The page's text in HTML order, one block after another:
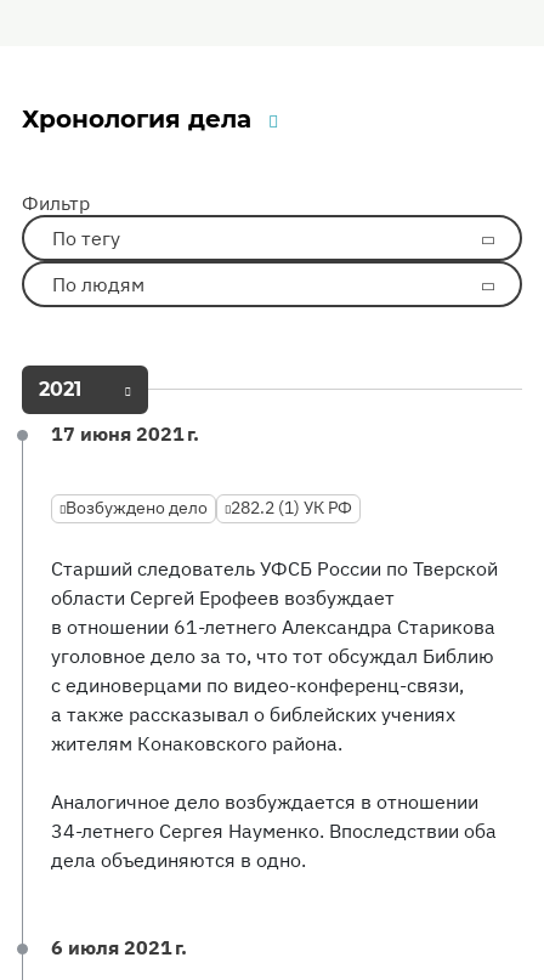
Хронология дела
Фильтр
По тегу
По людям
2021
17 июня 2021 г.
Возбуждено дело 282.2 (1) УК РФ
Старший следователь УФСБ России по Тверской
области Сергей Ерофеев возбуждает
в отношении 61-летнего Александра Старикова
уголовное дело за то, что тот обсуждал Библию
с единоверцами по видео-конференц-связи,
а также рассказывал о библейских учениях
жителям Конаковского района.
Аналогичное дело возбуждается в отношении
34-летнего Сергея Науменко. Впоследствии оба
дела объединяются в одно.
6 июля 2021 г.